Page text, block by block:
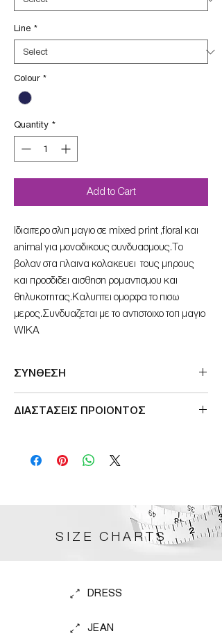
Line *
Colour *
Quantity *
Add to Cart
Iδιαιτερο σλιπ μαγιο σε mixed print ,floral και
animal για μοναδικους συνδυασμους.Το
βολαν στα πλαινα κολακευει τους μηρους
και προσδιδει αισθηση ρομαντισμου και
θηλυκοτητας.Καλυπτει ομορφα το πισω
μερος.Συνδυαζεται με το αντιστοιχο τοπ μαγιο
WIKA
ΣΥΝΘΕΣΗ
ΔΙΑΣΤΑΣΕΙΣ ΠΡΟΙΟΝΤΟΣ
SIZE CHARTS
DRESS
JEAN